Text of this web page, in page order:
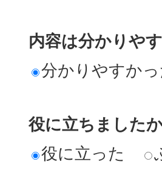
内容は分かりや
分かりやすかっ
役に立ちましたか
役に立った